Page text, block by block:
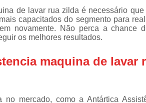
Assistencia Tecnica de
Assistencia
Assistencia Tecnica
Electrolux
de lavar rua zilda é necessário que
capacitados do segmento para
novamente. Não perca a chance
os melhores resultados.
maquina de lavar
mercado, como a Antártica